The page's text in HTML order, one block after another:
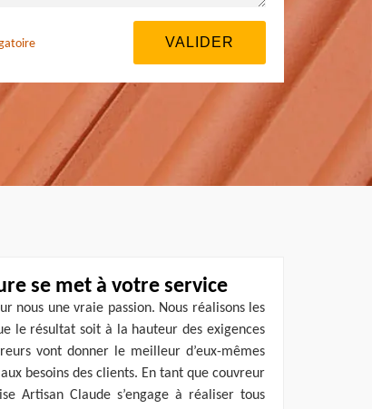
se met à votre service
nous une vraie passion. Nous réalisons les
le résultat soit à la hauteur des exigences
vont donner le meilleur d’eux-mêmes
besoins des clients. En tant que couvreur
Artisan Claude s’engage à réaliser tous